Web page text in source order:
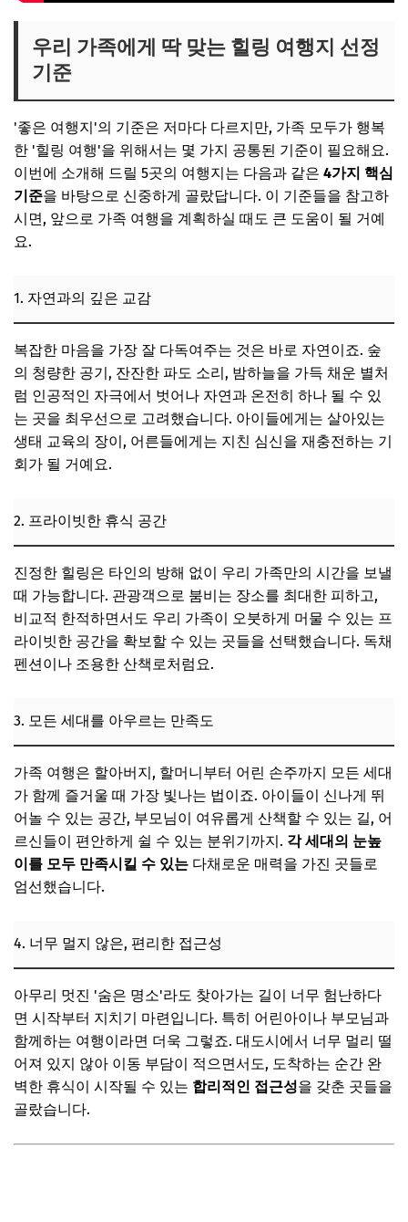
우리 가족에게 딱 맞는 힐링 여행지 선정
기준
'좋은 여행지'의 기준은 저마다 다르지만, 가족 모두가 행복
한 '힐링 여행'을 위해서는 몇 가지 공통된 기준이 필요해요.
이번에 소개해 드릴 5곳의 여행지는 다음과 같은 4가지 핵심
기준을 바탕으로 신중하게 골랐답니다. 이 기준들을 참고하
시면, 앞으로 가족 여행을 계획하실 때도 큰 도움이 될 거예
요.
1. 자연과의 깊은 교감
복잡한 마음을 가장 잘 다독여주는 것은 바로 자연이죠. 숲
의 청량한 공기, 잔잔한 파도 소리, 밤하늘을 가득 채운 별처
럼 인공적인 자극에서 벗어나 자연과 온전히 하나 될 수 있
는 곳을 최우선으로 고려했습니다. 아이들에게는 살아있는
생태 교육의 장이, 어른들에게는 지친 심신을 재충전하는 기
회가 될 거예요.
2. 프라이빗한 휴식 공간
진정한 힐링은 타인의 방해 없이 우리 가족만의 시간을 보낼
때 가능합니다. 관광객으로 붐비는 장소를 최대한 피하고,
비교적 한적하면서도 우리 가족이 오붓하게 머물 수 있는 프
라이빗한 공간을 확보할 수 있는 곳들을 선택했습니다. 독채
펜션이나 조용한 산책로처럼요.
3. 모든 세대를 아우르는 만족도
가족 여행은 할아버지, 할머니부터 어린 손주까지 모든 세대
가 함께 즐거울 때 가장 빛나는 법이죠. 아이들이 신나게 뛰
어놀 수 있는 공간, 부모님이 여유롭게 산책할 수 있는 길, 어
르신들이 편안하게 쉴 수 있는 분위기까지. 각 세대의 눈높
이를 모두 만족시킬 수 있는 다채로운 매력을 가진 곳들로
엄선했습니다.
4. 너무 멀지 않은, 편리한 접근성
아무리 멋진 '숨은 명소'라도 찾아가는 길이 너무 험난하다
면 시작부터 지치기 마련입니다. 특히 어린아이나 부모님과
함께하는 여행이라면 더욱 그렇죠. 대도시에서 너무 멀리 떨
어져 있지 않아 이동 부담이 적으면서도, 도착하는 순간 완
벽한 휴식이 시작될 수 있는 합리적인 접근성을 갖춘 곳들을
골랐습니다.